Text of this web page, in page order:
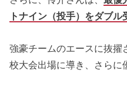
トナイン（投手）をダブル
強豪チームのエースに抜擢
校大会出場に導き、さらに